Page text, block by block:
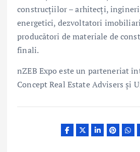
construcțiilor – arhitecți,
energetici, dezvoltatori
producători de materiale de
finali.
nZEB Expo este un parteneriat
Concept Real Estate Advisers și